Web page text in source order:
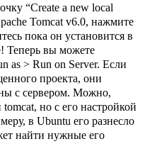
“Create a new local
Tomcat v6.0, нажмите
пока он установится в
Теперь вы можете
as > Run on Server. Если
проекта, они
с сервером. Можно,
но с его настройкой
в Ubuntu его разнесло
найти нужные его